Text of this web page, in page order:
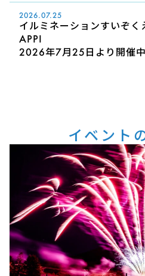
2026.07.25
イルミネーションすいぞく
APPI
2026年7月25日より開催中
イベント